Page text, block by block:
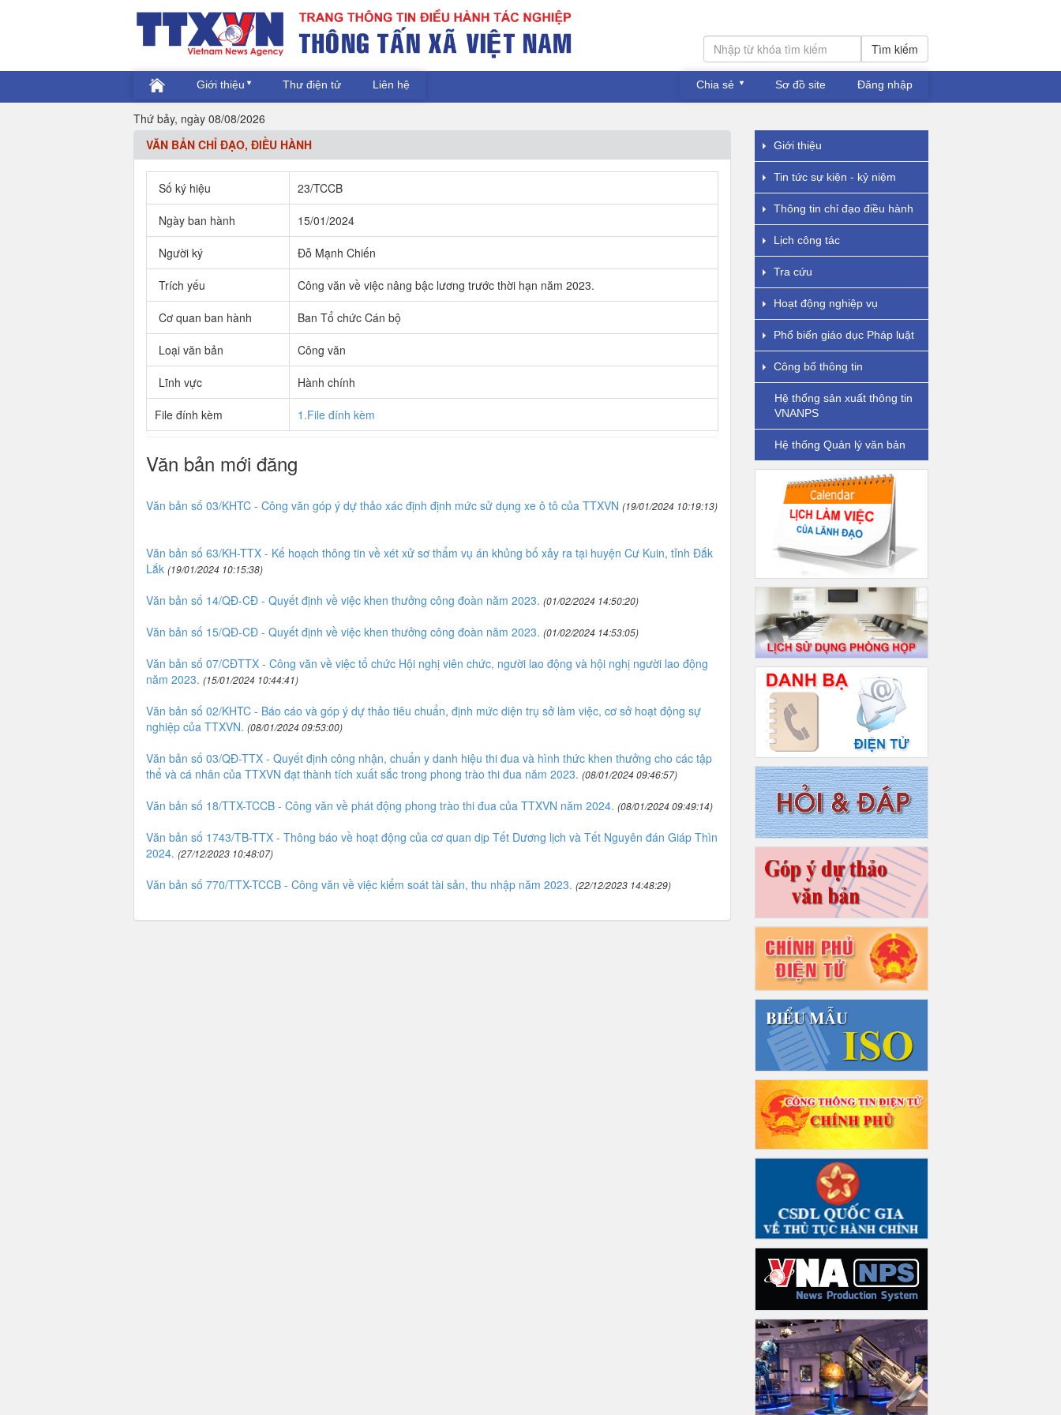
Tìm kiếm
Giới thiệu Thư điện tử Liên hệ Chia sẻ Sơ đồ site Đăng nhập
Thứ bảy, ngày 08/08/2026
VĂN BẢN CHỈ ĐẠO, ĐIỀU HÀNH
Số ký hiệu 23/TCCB
Ngày ban hành 15/01/2024
Người ký Đỗ Mạnh Chiến
Trích yếu Công văn về việc nâng bậc lương trước thời hạn năm 2023.
Cơ quan ban hành Ban Tổ chức Cán bộ
Loại văn bản Công văn
Lĩnh vực Hành chính
File đính kèm 1.File đính kèm
Văn bản mới đăng
Văn bản số 03/KHTC - Công văn góp ý dự thảo xác định định mức sử dụng xe ô tô của TTXVN (19/01/2024 10:19:13)
Văn bản số 63/KH-TTX - Kế hoạch thông tin về xét xử sơ thẩm vụ án khủng bố xảy ra tại huyện Cư Kuin, tỉnh Đắk
Lắk (19/01/2024 10:15:38)
Văn bản số 14/QĐ-CĐ - Quyết định về việc khen thưởng công đoàn năm 2023. (01/02/2024 14:50:20)
Văn bản số 15/QĐ-CĐ - Quyết định về việc khen thưởng công đoàn năm 2023. (01/02/2024 14:53:05)
Văn bản số 07/CĐTTX - Công văn về việc tổ chức Hội nghị viên chức, người lao động và hội nghị người lao động
năm 2023. (15/01/2024 10:44:41)
Văn bản số 02/KHTC - Báo cáo và góp ý dự thảo tiêu chuẩn, định mức diện trụ sở làm việc, cơ sở hoạt động sự
nghiệp của TTXVN. (08/01/2024 09:53:00)
Văn bản số 03/QĐ-TTX - Quyết định công nhận, chuẩn y danh hiệu thi đua và hình thức khen thưởng cho các tập
thể và cá nhân của TTXVN đạt thành tích xuất sắc trong phong trào thi đua năm 2023. (08/01/2024 09:46:57)
Văn bản số 18/TTX-TCCB - Công văn về phát động phong trào thi đua của TTXVN năm 2024. (08/01/2024 09:49:14)
Văn bản số 1743/TB-TTX - Thông báo về hoạt động của cơ quan dịp Tết Dương lịch và Tết Nguyên đán Giáp Thìn
2024. (27/12/2023 10:48:07)
Văn bản số 770/TTX-TCCB - Công văn về việc kiểm soát tài sản, thu nhập năm 2023. (22/12/2023 14:48:29)
Giới thiệu
Tin tức sự kiện - kỷ niệm
Thông tin chỉ đạo điều hành
Lịch công tác
Tra cứu
Hoạt động nghiệp vụ
Phổ biến giáo dục Pháp luật
Công bố thông tin
Hệ thống sản xuất thông tin
VNANPS
Hệ thống Quản lý văn bản